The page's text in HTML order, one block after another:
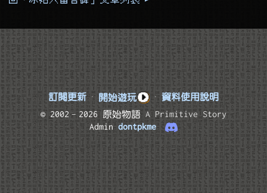
訂閱更新 · 開始遊玩 · 資料使用說明
© 2002–2026 原始物語A Primitive Story
Admindontpkme